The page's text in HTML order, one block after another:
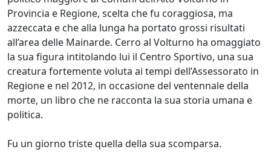
Provincia e Regione, scelta che fu coraggiosa, ma
azzeccata e che alla lunga ha portato grossi risultati
all’area delle Mainarde. Cerro al Volturno ha omaggiato
la sua figura intitolando lui il Centro Sportivo, una sua
creatura fortemente voluta ai tempi dell’Assessorato in
Regione e nel 2012, in occasione del ventennale della
morte, un libro che ne racconta la sua storia umana e
politica.
Fu un giorno triste quella della sua scomparsa.